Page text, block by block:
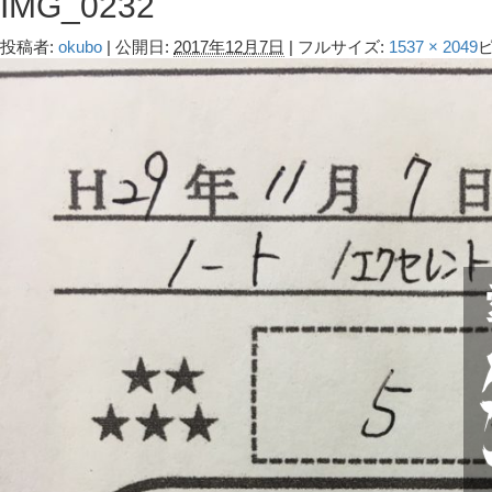
投稿者: okubo | 公開日: 2017年12月7日 | フルサイズ: 1537 × 2049